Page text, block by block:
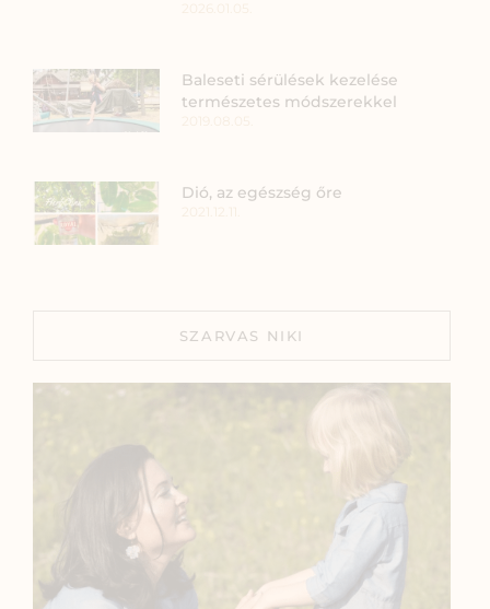
Baleseti sérülések kezelése
természetes módszerekkel
Dió, az egészség őre
SZARVAS NIKI